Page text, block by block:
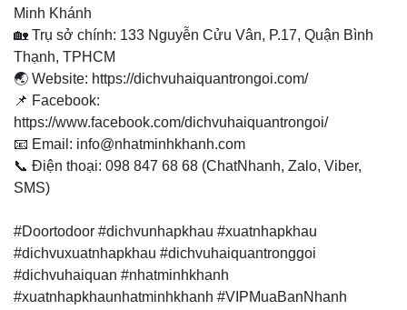
Minh Khánh
🏡 Trụ sở chính: 133 Nguyễn Cửu Vân, P.17, Quận Bình
Thạnh, TPHCM
🌏 Website: https://dichvuhaiquantrongoi.com/
📌 Facebook:
https://www.facebook.com/dichvuhaiquantrongoi/
📧 Email: info@nhatminhkhanh.com
📞 Điện thoại: 098 847 68 68 (ChatNhanh, Zalo, Viber,
SMS)
#Doortodoor #dichvunhapkhau #xuatnhapkhau
#dichvuxuatnhapkhau #dichvuhaiquantronggoi
#dichvuhaiquan #nhatminhkhanh
#xuatnhapkhaunhatminhkhanh #VIPMuaBanNhanh